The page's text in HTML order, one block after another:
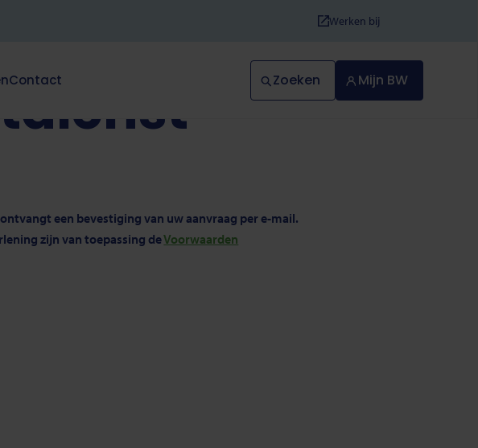
Contact
Werken bij
Zoeken Mijn BW
een bevestiging van uw aanvraag per e-mail.
zijn van toepassing deVoorwaarden